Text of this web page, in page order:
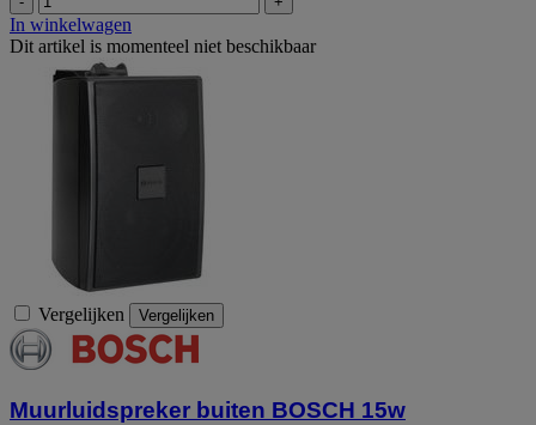
In winkelwagen
Dit artikel is momenteel niet beschikbaar
Vergelijken Vergelijken
Muurluidspreker buiten BOSCH 15w